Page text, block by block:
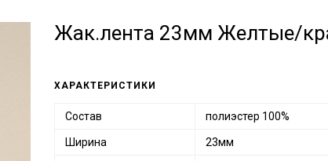
Жак.лента 23мм Желтые/
ХАРАКТЕРИСТИКИ
Состав полиэстер 100%
Ширина 23мм